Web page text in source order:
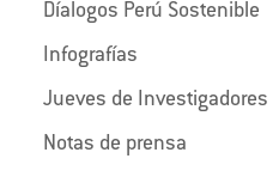
Díalogos Perú Sostenible
Infografías
Jueves de Investigadores
Notas de prensa